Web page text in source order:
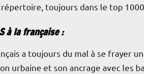
toujours dans le top
à la française :
a toujours du mal à se frayer
urbaine et son ancrage avec les